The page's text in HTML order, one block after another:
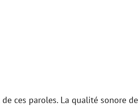
ces paroles. La qualité sonore de